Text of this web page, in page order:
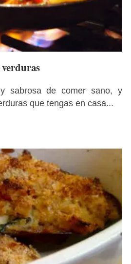
sabrosa de comer sano, y
que tengas en casa...